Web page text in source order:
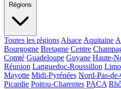
Régions
Toutes les régions Alsace Aquitaine
Bourgogne Bretagne Centre
Comté Guadeloupe Guyane Haute-
Réunion Languedoc-Roussillon
Mayotte Midi-Pyrénées Nord-Pas-
Picardie Poitou-Charentes PACA